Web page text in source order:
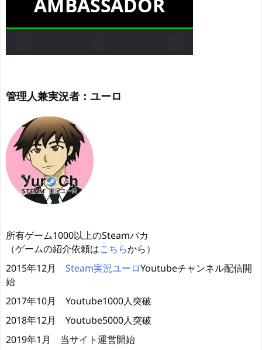
管理人兼実況者：ユーロ
所有ゲーム1000以上のSteamバカ
（ゲームの紹介依頼はこちらから）
2015年12月 Steam実況ユーロYoutubeチャンネル配信開
始
2017年10月 Youtube1000人突破
2018年12月 Youtube5000人突破
2019年1月 当サイト運営開始